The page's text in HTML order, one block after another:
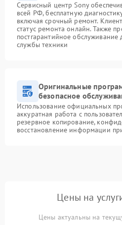
Сервисный центр Sony
всей РФ, бесплатную
включая срочный ремонт.
статус ремонта онлайн. Также
постгарантийное обслуживание
службы техники
Оригинальные
безопасное
Использование официальных
аккуратная работа с
резервное копирование,
восстановление информации
Цены на
Цены актуальны на